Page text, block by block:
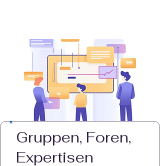
Gruppen, Foren,
Expertisen